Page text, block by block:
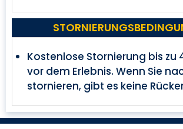
Kostenlose Stornierung bis zu
vor dem Erlebnis. Wenn Sie
stornieren, gibt es keine